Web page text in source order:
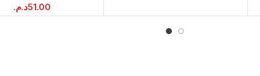
51.00د.م.